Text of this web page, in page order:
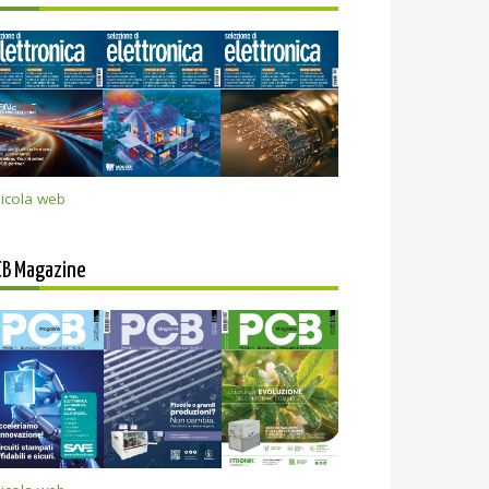
web
Magazine